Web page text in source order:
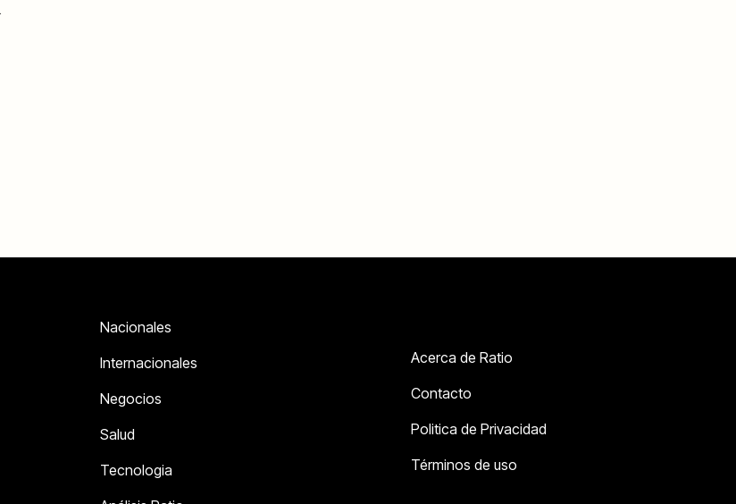
Nacionales
Internacionales
Negocios
Salud
Tecnologia
Acerca de Ratio
Contacto
Politica de Privacidad
Términos de uso